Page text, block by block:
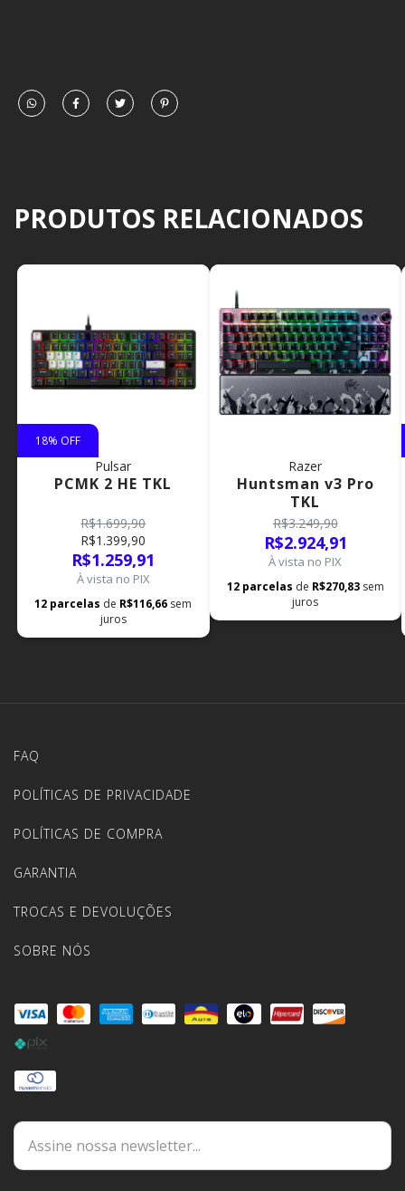
PRODUTOS RELACIONADOS
18% OFF
Pulsar
PCMK 2 HE TKL
R$1.699,90
R$1.399,90
R$1.259,91
À vista no PIX
12 parcelas de R$116,66 sem
juros
Razer
Huntsman v3 Pro
TKL
R$3.249,90
R$2.924,91
À vista no PIX
12 parcelas de R$270,83 sem
juros
FAQ
POLÍTICAS DE PRIVACIDADE
POLÍTICAS DE COMPRA
GARANTIA
TROCAS E DEVOLUÇÕES
SOBRE NÓS
DÚVIDAS